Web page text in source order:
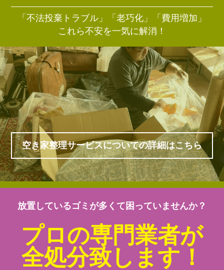
「不法投棄トラブル」「老巧化」「費用増加」
これら不安を一気に解消！
空き家整理サービスについての詳細はこちら
放置しているゴミが多くて困っていませんか？
プロの専門業者が
全処分致します！